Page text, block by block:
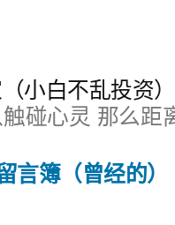
小白不乱投资）
碰心灵 那么距
言簿（曾经的）